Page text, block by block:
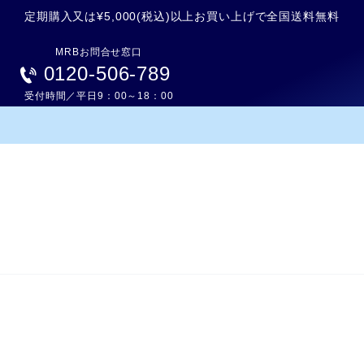
定期購入又は¥5,000(税込)以上お買い上げで全国送料無料
MRBお問合せ窓口
0120-506-789
受付時間／平日9：00～18：00